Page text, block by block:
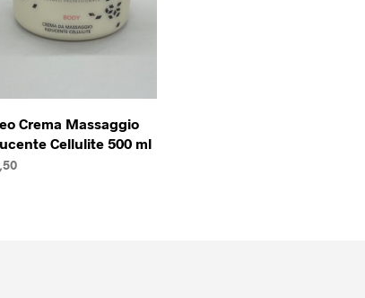
Crema Massaggio
Cellulite 500 ml